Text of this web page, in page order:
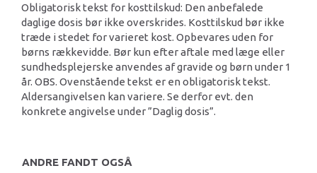
Obligatorisk tekst for kosttilskud: Den anbefalede
daglige dosis bør ikke overskrides. Kosttilskud bør ikke
træde i stedet for varieret kost. Opbevares uden for
børns rækkevidde. Bør kun efter aftale med læge eller
sundhedsplejerske anvendes af gravide og børn under 1
år. OBS. Ovenstående tekst er en obligatorisk tekst.
Aldersangivelsen kan variere. Se derfor evt. den
konkrete angivelse under ”Daglig dosis”.
ANDRE FANDT OGSÅ